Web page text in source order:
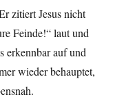
zitiert Jesus nicht
Feinde!“ laut und
erkennbar auf und
wieder behauptet,